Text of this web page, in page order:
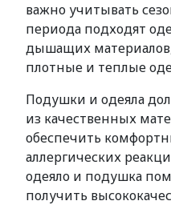
важно учитывать
периода подходят
дышащих
плотные и теплые
Подушки и одеяла
из качественных
обеспечить
аллергических
одеяло и подушка
получить